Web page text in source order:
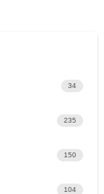
34
235
150
104